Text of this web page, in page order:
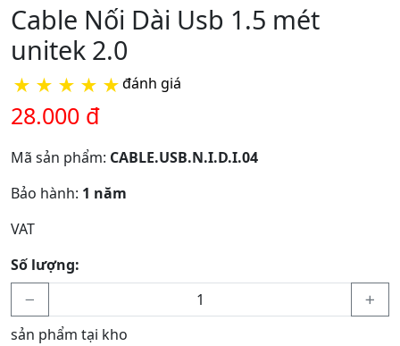
Cable Nối Dài Usb 1.5 mét
unitek 2.0
★ ★ ★ ★ ★đánh giá
28.000 đ
Mã sản phẩm: CABLE.USB.N.I.D.I.04
Bảo hành: 1 năm
VAT
Số lượng:
sản phẩm tại kho